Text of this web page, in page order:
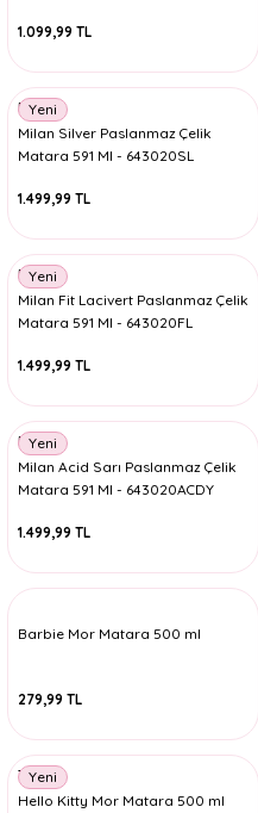
1.099,99 TL
Yeni
Milan
Milan Silver Paslanmaz Çelik
Matara 591 Ml - 643020SL
1.499,99 TL
Yeni
Milan
Milan Fit Lacivert Paslanmaz Çelik
Matara 591 Ml - 643020FL
1.499,99 TL
Yeni
Milan
Milan Acid Sarı Paslanmaz Çelik
Matara 591 Ml - 643020ACDY
1.499,99 TL
Barbie Mor Matara 500 ml
279,99 TL
Yeni
Timon
Hello Kitty Mor Matara 500 ml